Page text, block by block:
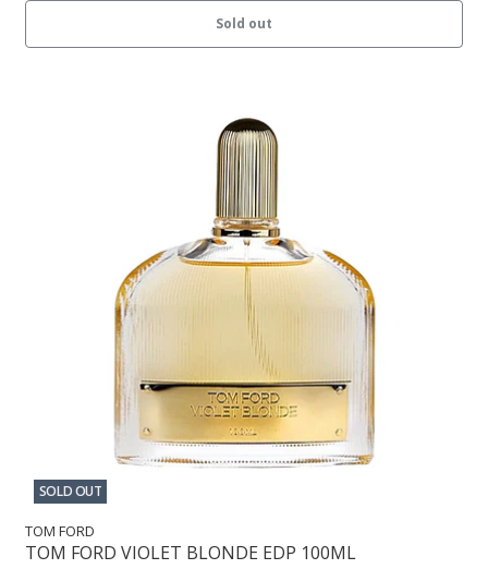
Sold out
SOLD OUT
TOM FORD
TOM FORD VIOLET BLONDE EDP 100ML